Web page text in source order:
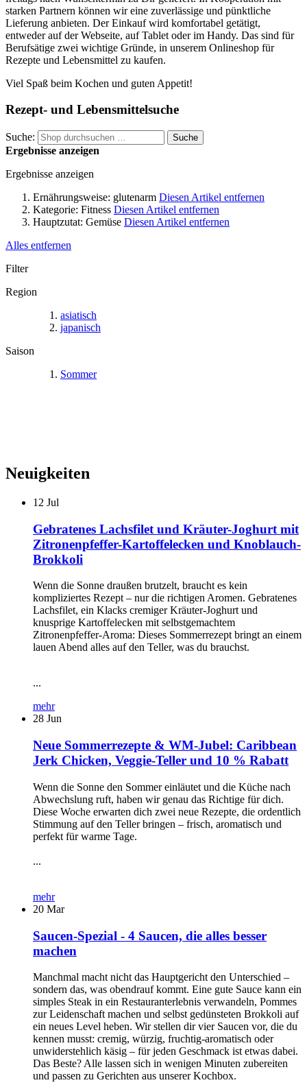
starken Partnern können wir eine zuverlässige und pünktliche
Lieferung anbieten. Der Einkauf wird komfortabel getätigt,
entweder auf der Webseite, auf Tablet oder im Handy. Das sind für
Berufsätige zwei wichtige Gründe, in unserem Onlineshop für
Rezepte und Lebensmittel zu kaufen.
Viel Spaß beim Kochen und guten Appetit!
Rezept- und Lebensmittelsuche
Suche: Suche
Ergebnisse anzeigen
Ergebnisse anzeigen
Ernährungsweise: glutenarm Diesen Artikel entfernen
Kategorie: Fitness Diesen Artikel entfernen
Hauptzutat: Gemüse Diesen Artikel entfernen
Alles entfernen
Filter
Region
asiatisch
japanisch
Saison
Sommer
Neuigkeiten
12 Jul
Gebratenes Lachsfilet und Kräuter-Joghurt mit
Zitronenpfeffer-Kartoffelecken und Knoblauch-
Brokkoli
Wenn die Sonne draußen brutzelt, braucht es kein
kompliziertes Rezept – nur die richtigen Aromen. Gebratenes
Lachsfilet, ein Klacks cremiger Kräuter-Joghurt und
knusprige Kartoffelecken mit selbstgemachtem
Zitronenpfeffer-Aroma: Dieses Sommerrezept bringt an einem
lauen Abend alles auf den Teller, was du brauchst.
...
mehr
28 Jun
Neue Sommerrezepte & WM-Jubel: Caribbean
Jerk Chicken, Veggie-Teller und 10 % Rabatt
Wenn die Sonne den Sommer einläutet und die Küche nach
Abwechslung ruft, haben wir genau das Richtige für dich.
Diese Woche erwarten dich zwei neue Rezepte, die ordentlich
Stimmung auf den Teller bringen – frisch, aromatisch und
perfekt für warme Tage.
...
mehr
20 Mar
Saucen-Spezial - 4 Saucen, die alles besser
machen
Manchmal macht nicht das Hauptgericht den Unterschied –
sondern das, was obendrauf kommt. Eine gute Sauce kann ein
simples Steak in ein Restauranterlebnis verwandeln, Pommes
zur Leidenschaft machen und selbst gedünsteten Brokkoli auf
ein neues Level heben. Wir stellen dir vier Saucen vor, die du
kennen musst: cremig, würzig, fruchtig-aromatisch oder
unwiderstehlich käsig – für jeden Geschmack ist etwas dabei.
Das Beste? Alle lassen sich in wenigen Minuten zubereiten
und passen zu Gerichten aus unserer Kochbox.